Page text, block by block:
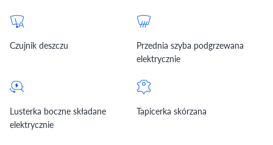
Czujnik deszczu
Przednia szyba podgrzewana
elektrycznie
Lusterka boczne składane
elektrycznie
Tapicerka skórzana